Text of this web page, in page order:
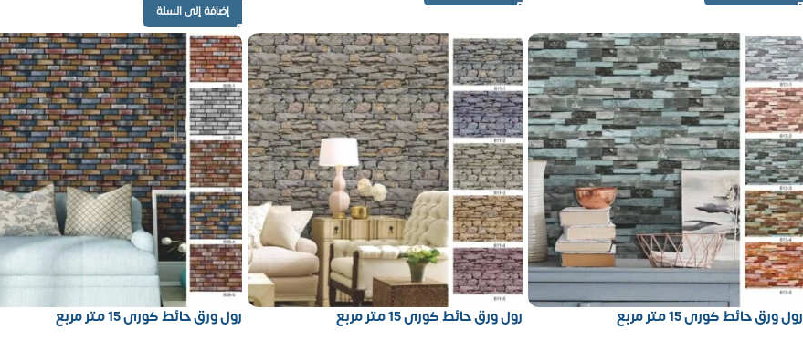
إضافة إلى السلة
رول ورق حائط كورى 15 متر مربع
رول ورق حائط كورى 15 متر مربع
رول ورق حائط كورى 15 متر مربع